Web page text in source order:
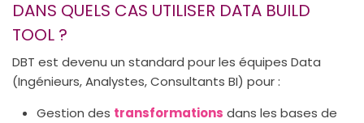
DANS QUELS CAS UTILISER DATA BUILD
TOOL ?
DBT est devenu un standard pour les équipes Data
(Ingénieurs, Analystes, Consultants BI) pour :
Gestion des transformations dans les bases de